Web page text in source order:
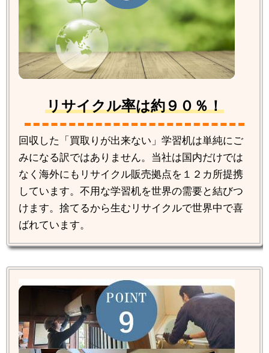
リサイクル率は約９０％！
回収した「買取りが出来ない」学習机は単純にご
みになる訳ではありません。当社は国内だけでは
なく海外にもリサイクル販売拠点を１２カ所提携
しています。不用な学習机を世界の需要と結びつ
けます。捨てるから生むリサイクルで世界中で喜
ばれています。